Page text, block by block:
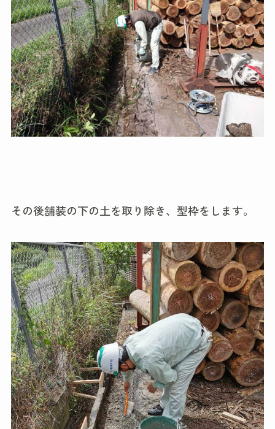
その後舗装の下の土を取り除き、型枠をします。